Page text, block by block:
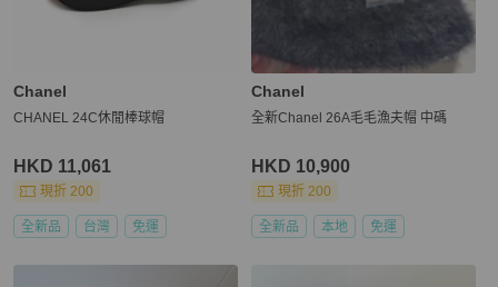
Chanel
CHANEL 24C休閒棒球帽
HKD 11,061
現折 200
全新品 台灣 免運
Chanel
全新Chanel 26A毛毛漁夫帽 中碼
HKD 10,900
現折 200
全新品 本地 免運